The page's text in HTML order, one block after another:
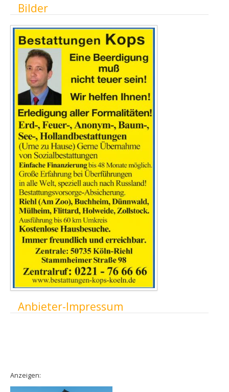
Ausblenden
Bilder
Ausblenden
Anbieter-Impressum
Anzeigen: